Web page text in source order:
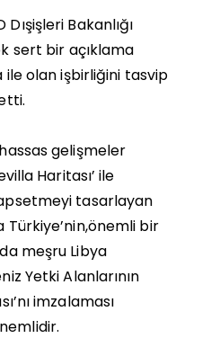
Dışişleri Bakanlığı
sert bir açıklama
ile olan işbirliğini tasvip
gelişmeler
Haritası’ ile
tasarlayan
Türkiye’nin,önemli bir
meşru Libya
Yetki Alanlarının
imzalaması